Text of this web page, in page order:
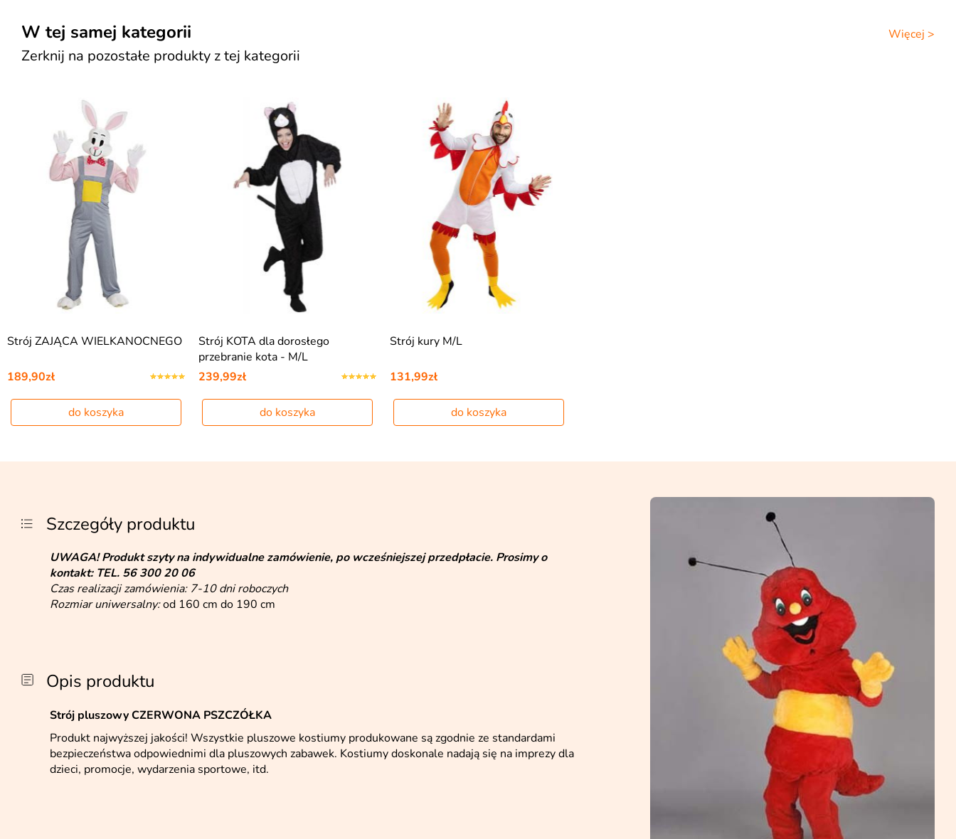
Więcej >
W tej samej kategorii
Zerknij na pozostałe produkty z tej kategorii
Strój ZAJĄCA WIELKANOCNEGO
189,90zł
do koszyka
Strój KOTA dla dorosłego
przebranie kota - M/L
239,99zł
do koszyka
Strój kury M/L
131,99zł
do koszyka
Szczegóły produktu
UWAGA!Produkt szyty na indywidualne zamówienie, po wcześniejszej przedpłacie. Prosimy o
kontakt: TEL. 56 300 20 06
Czas realizacji zamówienia: 7-10 dni roboczych
Rozmiar uniwersalny:od 160 cm do 190 cm
Opis produktu
Strój pluszowy CZERWONA PSZCZÓŁKA
Produkt najwyższej jakości! Wszystkie pluszowe kostiumy produkowane są zgodnie ze standardami
bezpieczeństwa odpowiednimi dla pluszowych zabawek. Kostiumy doskonale nadają się na imprezy dla
dzieci, promocje, wydarzenia sportowe, itd.